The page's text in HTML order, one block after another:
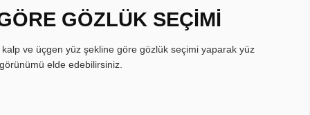
GÖZLÜK SEÇİMİ
ve üçgen yüz şekline göre gözlük seçimi yaparak yüz
elde edebilirsiniz.